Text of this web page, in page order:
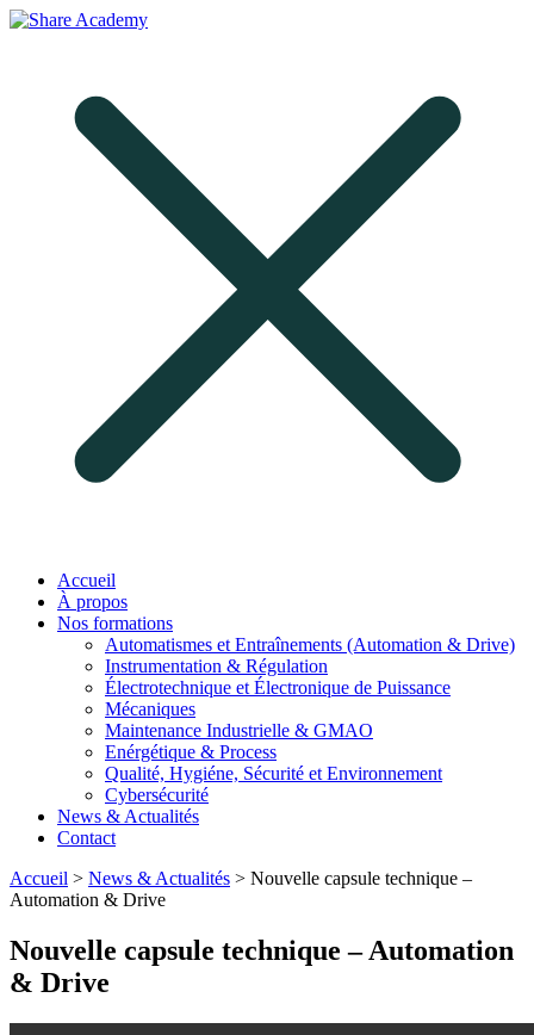
Accueil
À propos
Nos formations
Automatismes et Entraînements (Automation & Drive)
Instrumentation & Régulation
Électrotechnique et Électronique de Puissance
Mécaniques
Maintenance Industrielle & GMAO
Enérgétique & Process
Qualité, Hygiéne, Sécurité et Environnement
Cybersécurité
News & Actualités
Contact
Accueil > News & Actualités > Nouvelle capsule technique –
Automation & Drive
Nouvelle capsule technique – Automation
& Drive